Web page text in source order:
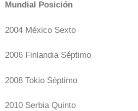
Mundial Posición
2004 México Sexto
2006 Finlandia Séptimo
2008 Tokio Séptimo
2010 Serbia Quinto